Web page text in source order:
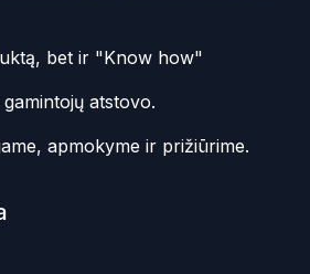
bet ir "Know how"
atstovo.
apmokyme ir prižiūrime.